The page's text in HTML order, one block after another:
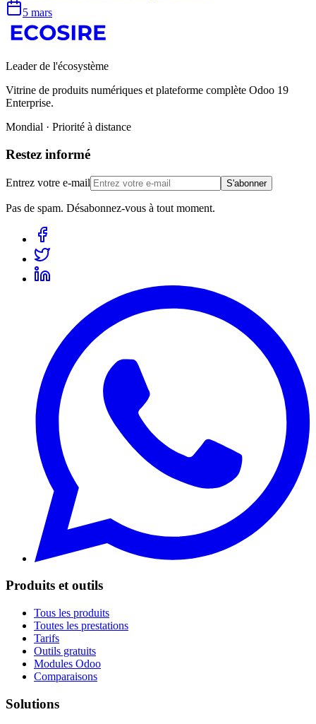
5 mars
Leader de l'écosystème
Vitrine de produits numériques et plateforme complète Odoo 19
Enterprise.
Mondial · Priorité à distance
Restez informé
Entrez votre e-mail S'abonner
Pas de spam. Désabonnez-vous à tout moment.
Produits et outils
Tous les produits
Toutes les prestations
Tarifs
Outils gratuits
Modules Odoo
Comparaisons
Solutions